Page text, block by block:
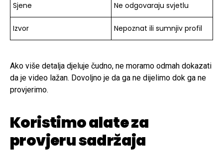
Sjene Ne odgovaraju svjetlu
Izvor Nepoznat ili sumnjiv profil
Ako više detalja djeluje čudno, ne moramo odmah dokazati
da je video lažan. Dovoljno je da ga ne dijelimo dok ga ne
provjerimo.
Koristimo alate za
provjeru sadržaja